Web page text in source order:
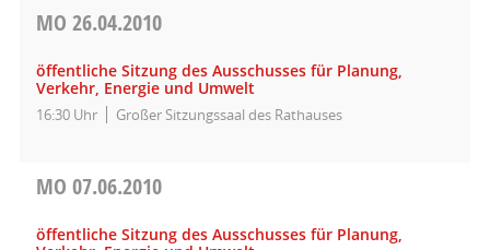
MO 26.04.2010
öffentliche Sitzung des Ausschusses für Planung,
Verkehr, Energie und Umwelt
16:30 Uhr Großer Sitzungssaal des Rathauses
MO 07.06.2010
öffentliche Sitzung des Ausschusses für Planung,